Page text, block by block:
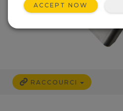
RACCOURCI
ACCEPT NOW